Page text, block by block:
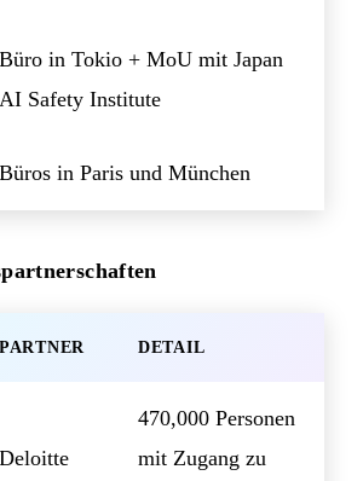
Büro in Tokio + MoU mit Japan
AI Safety Institute
Büros in Paris und München
PARTNER DETAIL
Deloitte
470,000 Personen
mit Zugang zu